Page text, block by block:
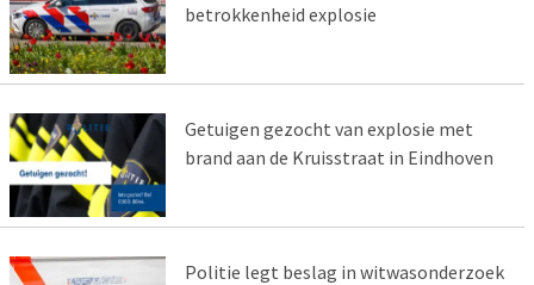
betrokkenheid explosie
Getuigen gezocht van explosie met
brand aan de Kruisstraat in Eindhoven
Politie legt beslag in witwasonderzoek